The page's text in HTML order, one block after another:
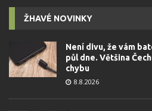
ŽHAVÉ NOVINKY
Není divu, že vám
půl dne. Většina
chybu
8.8.2026